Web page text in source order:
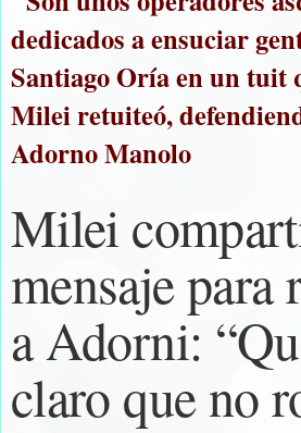
dedicados a ensuciar
Santiago Oría en un tuit
Milei retuiteó,
Adorno Manolo
Milei
mensaje para
a Adorni:
claro que no